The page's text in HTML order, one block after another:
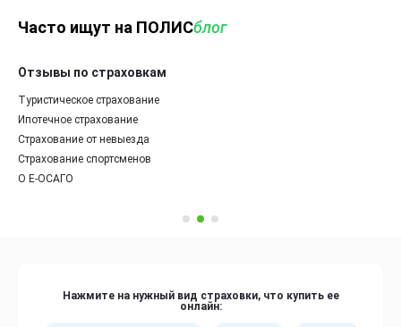
Часто ищут на ПОЛИСблог
Отзывы по страховкам
Туристическое страхование
Ипотечное страхование
Страхование от невыезда
Страхование спортсменов
О Е-ОСАГО
Нажмите на нужный вид страховки, что купить ее
онлайн: